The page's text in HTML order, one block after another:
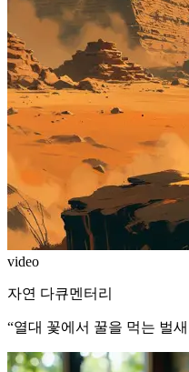
video
자연 다큐멘터리
“열대 꽃에서 꿀을 먹는 벌